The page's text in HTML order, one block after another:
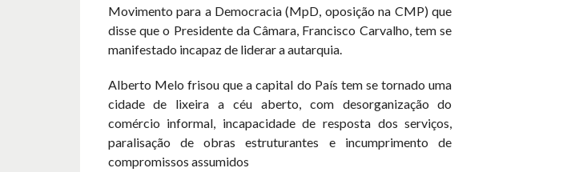
Movimento para a Democracia (MpD, oposição na CMP) que
disse que o Presidente da Câmara, Francisco Carvalho, tem se
manifestado incapaz de liderar a autarquia.
Alberto Melo frisou que a capital do País tem se tornado uma
cidade de lixeira a céu aberto, com desorganização do
comércio informal, incapacidade de resposta dos serviços,
paralisação de obras estruturantes e incumprimento de
compromissos assumidos